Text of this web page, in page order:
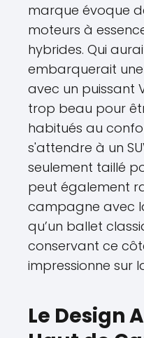
marque évoque
moteurs à
hybrides. Qui
embarquerait une
avec un puissant
trop beau pour
habitués au
s'attendre à un
seulement taillé
peut également
campagne avec
qu’un ballet
conservant ce
impressionne sur
Le Design